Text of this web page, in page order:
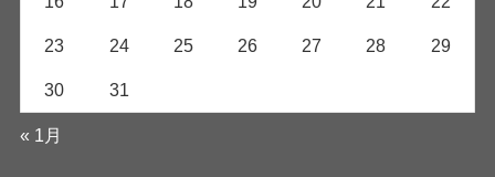
23 24 25 26 27 28 29
30 31
« 1月